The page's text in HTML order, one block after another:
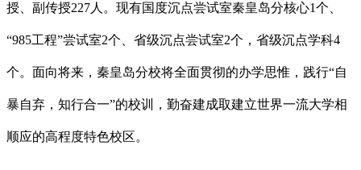
授、副传授227人。现有国度沉点尝试室秦皇岛分核心1个、
“985工程”尝试室2个、省级沉点尝试室2个，省级沉点学科4
个。面向将来，秦皇岛分校将全面贯彻的办学思惟，践行“自
暴自弃，知行合一”的校训，勤奋建成取建立世界一流大学相
顺应的高程度特色校区。